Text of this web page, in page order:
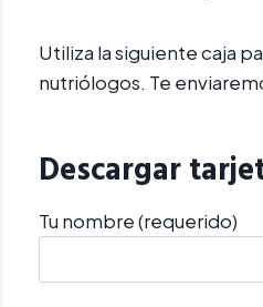
Utiliza la siguiente caja
nutriólogos. Te
Descargar
Tu nombre (requerido)